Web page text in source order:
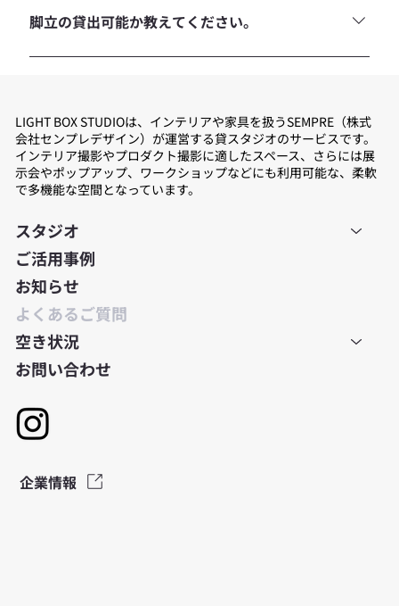
脚立の貸出可能か教えてください。
可能です。
LIGHT BOX STUDIOは、インテリアや家具を扱うSEMPRE（株式
会社センプレデザイン）が運営する貸スタジオのサービスです。
インテリア撮影やプロダクト撮影に適したスペース、さらには展
示会やポップアップ、ワークショップなどにも利用可能な、柔軟
で多機能な空間となっています。
スタジオ
ご活用事例
お知らせ
よくあるご質問
空き状況
お問い合わせ
企業情報